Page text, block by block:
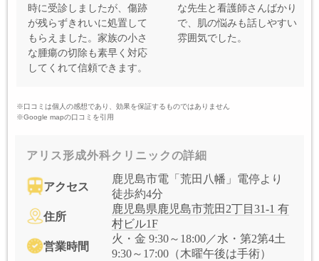
時に受診しましたが、傷跡
が残らずきれいに処置して
もらえました。家族の小さ
な腫瘍の切除も素早く対応
してくれて信頼できます。
な先生と看護師さんばかり
で、肌の悩みも話しやすい
雰囲気でした。
※口コミは個人の感想であり、効果を保証するものではありません
※Google mapの口コミを引用
アリス形成外科クリニックの詳細
アクセス
鹿児島市電「荒田八幡」電停より
徒歩約4分
住所
鹿児島県鹿児島市荒田2丁目31-1 有
村ビル1F
営業時間
火・金 9:30～18:00／水・第2第4土
9:30～17:00（木曜午後は手術）